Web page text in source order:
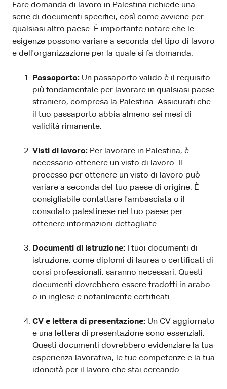
Fare domanda di lavoro in Palestina richiede una
serie di documenti specifici, così come avviene per
qualsiasi altro paese. È importante notare che le
esigenze possono variare a seconda del tipo di lavoro
e dell'organizzazione per la quale si fa domanda.
Passaporto: Un passaporto valido è il requisito
più fondamentale per lavorare in qualsiasi paese
straniero, compresa la Palestina. Assicurati che
il tuo passaporto abbia almeno sei mesi di
validità rimanente.
Visti di lavoro: Per lavorare in Palestina, è
necessario ottenere un visto di lavoro. Il
processo per ottenere un visto di lavoro può
variare a seconda del tuo paese di origine. È
consigliabile contattare l'ambasciata o il
consolato palestinese nel tuo paese per
ottenere informazioni dettagliate.
Documenti di istruzione: I tuoi documenti di
istruzione, come diplomi di laurea o certificati di
corsi professionali, saranno necessari. Questi
documenti dovrebbero essere tradotti in arabo
o in inglese e notarilmente certificati.
CV e lettera di presentazione: Un CV aggiornato
e una lettera di presentazione sono essenziali.
Questi documenti dovrebbero evidenziare la tua
esperienza lavorativa, le tue competenze e la tua
idoneità per il lavoro che stai cercando.